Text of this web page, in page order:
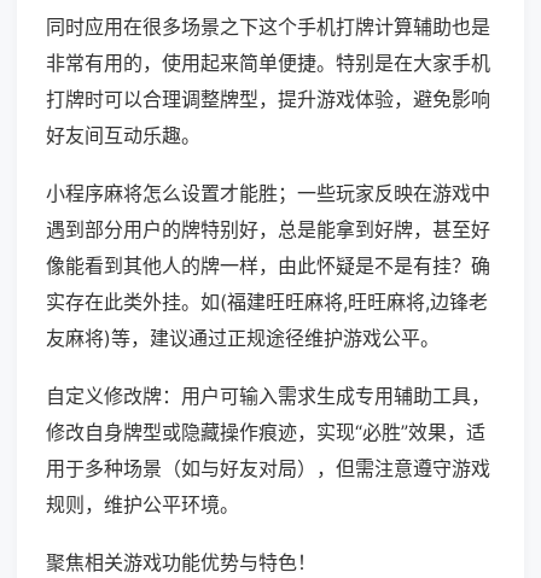
同时应用在很多场景之下这个手机打牌计算辅助也是
非常有用的，使用起来简单便捷。特别是在大家手机
打牌时可以合理调整牌型，提升游戏体验，避免影响
好友间互动乐趣。
小程序麻将怎么设置才能胜；一些玩家反映在游戏中
遇到部分用户的牌特别好，总是能拿到好牌，甚至好
像能看到其他人的牌一样，由此怀疑是不是有挂？确
实存在此类外挂。如(福建旺旺麻将,旺旺麻将,边锋老
友麻将)等，建议通过正规途径维护游戏公平。
自定义修改牌：用户可输入需求生成专用辅助工具，
修改自身牌型或隐藏操作痕迹，实现“必胜”效果，适
用于多种场景（如与好友对局），但需注意遵守游戏
规则，维护公平环境。
聚焦相关游戏功能优势与特色！